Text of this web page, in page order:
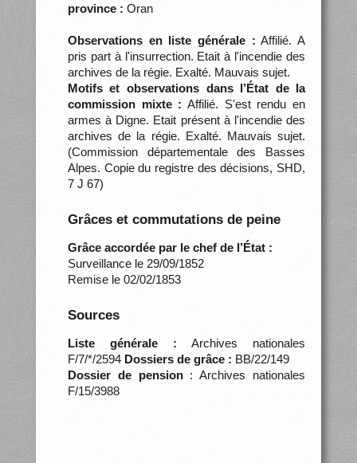
province : Oran
Observations en liste générale : Affilié. A
pris part à l'insurrection. Etait à l'incendie des
archives de la régie. Exalté. Mauvais sujet.
Motifs et observations dans l’État de la
commission mixte : Affilié. S'est rendu en
armes à Digne. Etait présent à l'incendie des
archives de la régie. Exalté. Mauvais sujet.
(Commission départementale des Basses
Alpes. Copie du registre des décisions, SHD,
7 J 67)
Grâces et commutations de peine
Grâce accordée par le chef de l’État :
Surveillance le 29/09/1852
Remise le 02/02/1853
Sources
Liste générale : Archives nationales
F/7/*/2594 Dossiers de grâce : BB/22/149
Dossier de pension: Archives nationales
F/15/3988